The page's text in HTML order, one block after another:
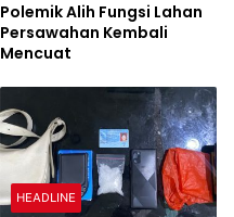
Polemik Alih Fungsi Lahan
Persawahan Kembali
Mencuat
HEADLINE